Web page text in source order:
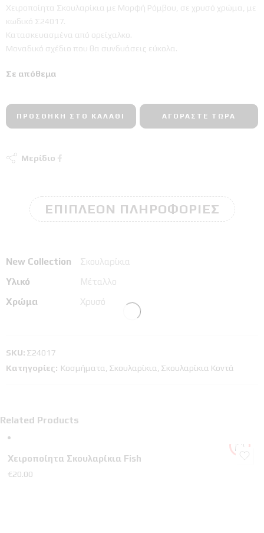
Χειροποίητα Σκουλαρίκια με Μορφή Ρόμβου, σε χρυσό χρώμα, με
κωδικό Σ24017.
Κατασκευασμένα από ορείχαλκο.
Μοναδικό σχέδιο που θα συνδυάσεις εύκολα.
Σε απόθεμα
ΠΡΟΣΘΉΚΗ ΣΤΟ ΚΑΛΆΘΙ ΑΓΟΡΆΣΤΕ ΤΏΡΑ
Μερίδιο
ΕΠΙΠΛΈΟΝ ΠΛΗΡΟΦΟΡΊΕΣ
New Collection
Σκουλαρίκια
Υλικό
Μέταλλο
Χρώμα
Χρυσό
SKU: Σ24017
Κατηγορίες: Κοσμήματα Σκουλαρίκια Σκουλαρίκια Κοντά
Related Products
Χειροποίητα Σκουλαρίκια Fish
€20.00